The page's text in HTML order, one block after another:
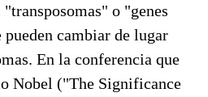
o "genes
pueden cambiar de lugar
En la conferencia que
Nobel ("The Significance